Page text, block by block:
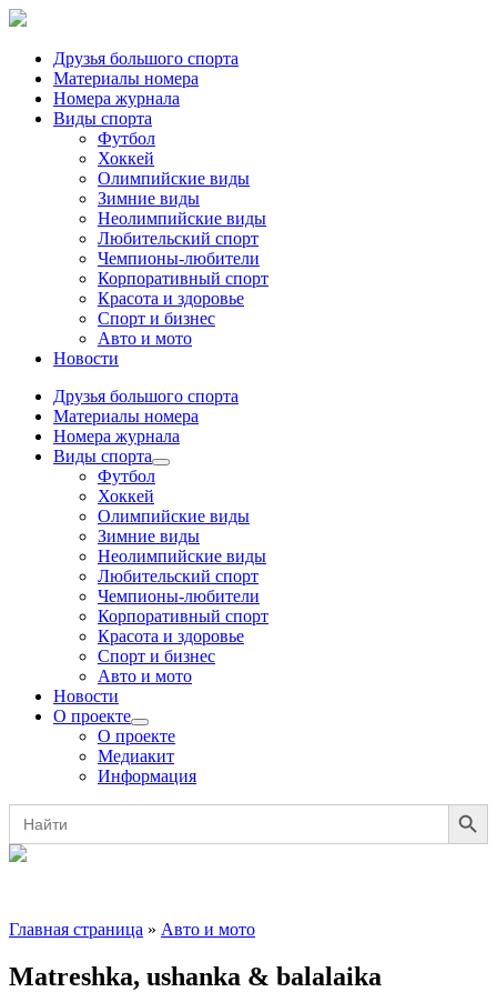
Друзья большого спорта
Материалы номера
Номера журнала
Виды спорта
Футбол
Хоккей
Олимпийские виды
Зимние виды
Неолимпийские виды
Любительский спорт
Чемпионы-любители
Корпоративный спорт
Красота и здоровье
Спорт и бизнес
Авто и мото
Новости
Друзья большого спорта
Материалы номера
Номера журнала
Виды спорта
Футбол
Хоккей
Олимпийские виды
Зимние виды
Неолимпийские виды
Любительский спорт
Чемпионы-любители
Корпоративный спорт
Красота и здоровье
Спорт и бизнес
Авто и мото
Новости
О проекте
О проекте
Медиакит
Информация
Search
for:
Search Button
Главная страница » Авто и мото
Matreshka, ushanka & balalaika